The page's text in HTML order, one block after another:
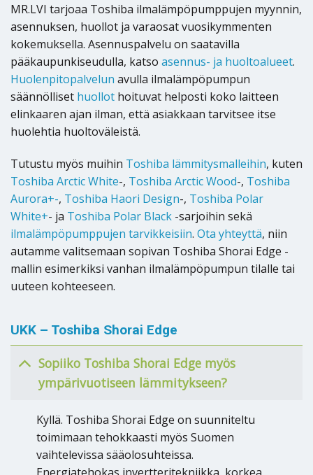
MR.LVI tarjoaa Toshiba ilmalämpöpumppujen myynnin,
asennuksen, huollot ja varaosat vuosikymmenten
kokemuksella. Asennuspalvelu on saatavilla
pääkaupunkiseudulla, katso asennus- ja huoltoalueet.
Huolenpitopalvelun avulla ilmalämpöpumpun
säännölliset huollot hoituvat helposti koko laitteen
elinkaaren ajan ilman, että asiakkaan tarvitsee itse
huolehtia huoltoväleistä.
Tutustu myös muihin Toshiba lämmitysmalleihin, kuten
Toshiba Arctic White-, Toshiba Arctic Wood-, Toshiba
Aurora+-, Toshiba Haori Design-, Toshiba Polar
White+- ja Toshiba Polar Black -sarjoihin sekä
ilmalämpöpumppujen tarvikkeisiin. Ota yhteyttä, niin
autamme valitsemaan sopivan Toshiba Shorai Edge -
mallin esimerkiksi vanhan ilmalämpöpumpun tilalle tai
uuteen kohteeseen.
UKK – Toshiba Shorai Edge
Sopiiko Toshiba Shorai Edge myös
ympärivuotiseen lämmitykseen?
Kyllä. Toshiba Shorai Edge on suunniteltu
toimimaan tehokkaasti myös Suomen
vaihtelevissa sääolosuhteissa.
Energiatehokas invertteritekniikka, korkea